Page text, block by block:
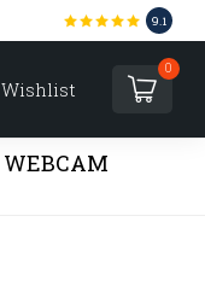
9.1
Wishlist
0
WEBCAM